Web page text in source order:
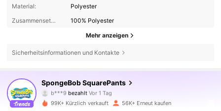
Material:
Polyester
Zusammensetzung:
100% Polyester
Mehr anzeigen
Sicherheitsinformationen und Kontakte
SpongeBob SquarePants
b***9bezahltVor 1 Tag
c***histVor 2 Stundengefolgt
99K+ Kürzlich verkauft 56K+ Erneut kaufen